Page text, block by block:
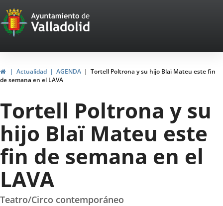
Portal
Web
del
Ayuntamiento
de
Valladolid
HomeActualidad AGENDA
Tortell Poltrona y su hijo Blaï Mateu este fin
de semana en el LAVA
Tortell Poltrona y su
hijo Blaï Mateu este
fin de semana en el
LAVA
Teatro/Circo contemporáneo